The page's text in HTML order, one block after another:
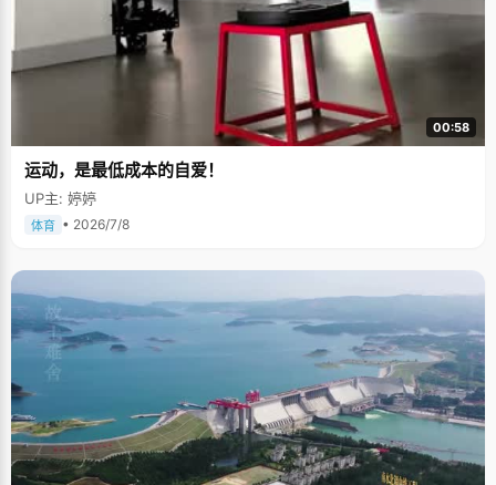
00:58
运动，是最低成本的自爱！
UP主: 婷婷
体育 • 2026/7/8